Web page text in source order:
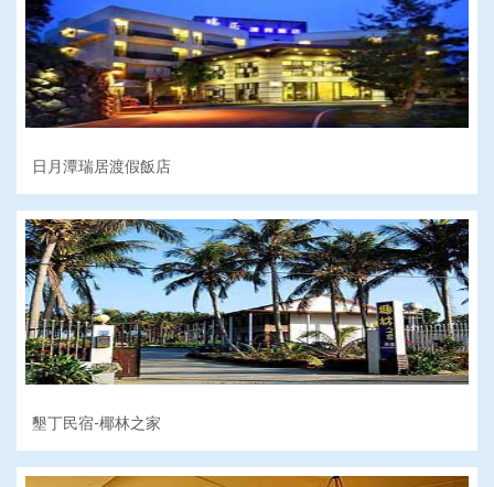
日月潭瑞居渡假飯店
墾丁民宿-椰林之家